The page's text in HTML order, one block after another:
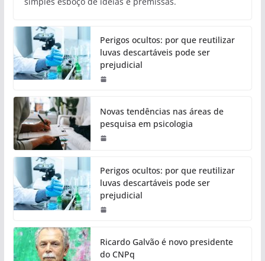
Perigos ocultos: por que reutilizar
luvas descartáveis pode ser
prejudicial
Novas tendências nas áreas de
pesquisa em psicologia
Perigos ocultos: por que reutilizar
luvas descartáveis pode ser
prejudicial
Ricardo Galvão é novo presidente
do CNPq